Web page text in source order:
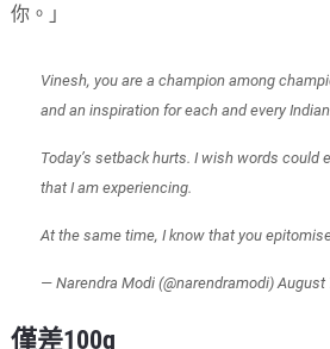
你。」
Vinesh, you are a champion among
and an inspiration for each and every
Today’s setback hurts. I wish words could
that I am experiencing.
At the same time, I know that you
— Narendra Modi (@narendramodi)August
僅差100g